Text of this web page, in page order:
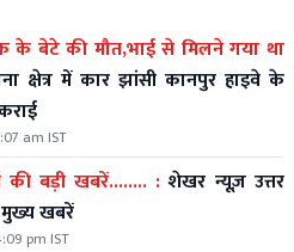
के बेटे की मौत,भाई से मिलने गया था
क्षेत्र में कार झांसी कानपुर हाइवे के
am IST
बड़ी खबरें........ : शेखर न्यूज़ उत्तर
मुख्य खबरें
pm IST